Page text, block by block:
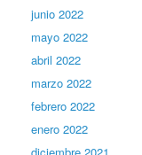
junio 2022
mayo 2022
abril 2022
marzo 2022
febrero 2022
enero 2022